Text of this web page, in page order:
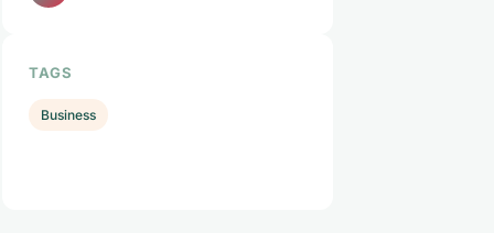
TAGS
Business